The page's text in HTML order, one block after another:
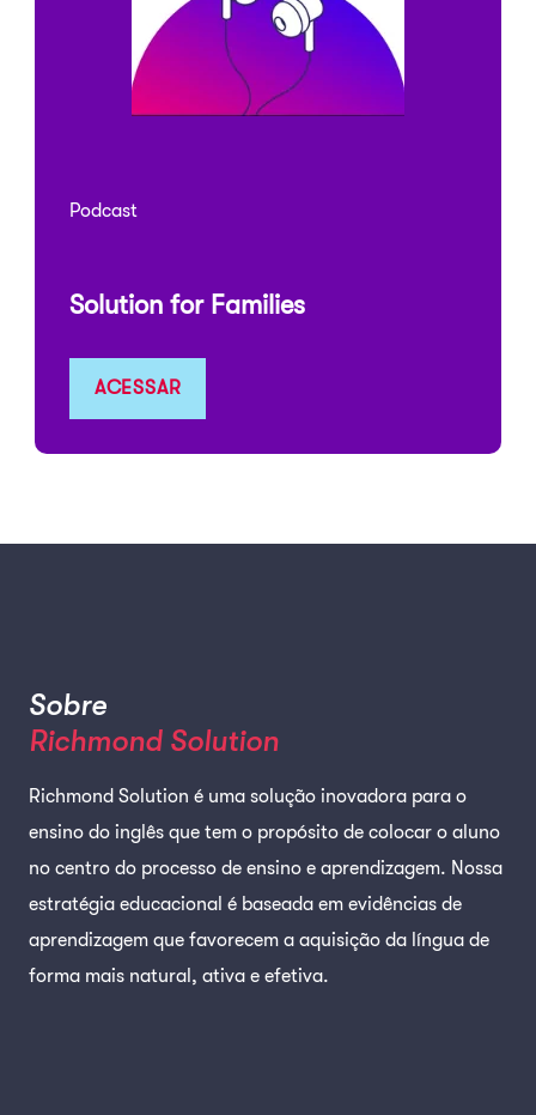
Podcast
Solution for Families
ACESSAR
Sobre
Richmond Solution
Richmond Solution é uma solução inovadora para o
ensino do inglês que tem o propósito de colocar o aluno
no centro do processo de ensino e aprendizagem. Nossa
estratégia educacional é baseada em evidências de
aprendizagem que favorecem a aquisição da língua de
forma mais natural, ativa e efetiva.